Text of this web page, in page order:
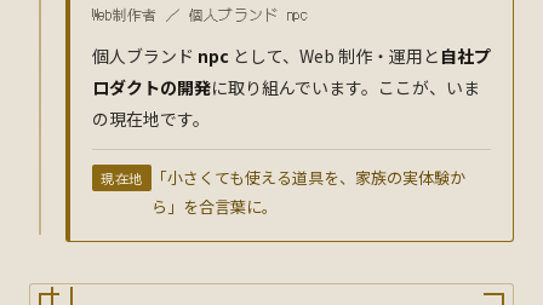
Web制作者 ／ 個人ブランド npc
個人ブランド npc として、Web 制作・運用と 自社プ
ロダクトの開発に取り組んでいます。ここが、いま
の現在地です。
現在地
「小さくても使える道具を、家族の実体験か
ら」を合言葉に。